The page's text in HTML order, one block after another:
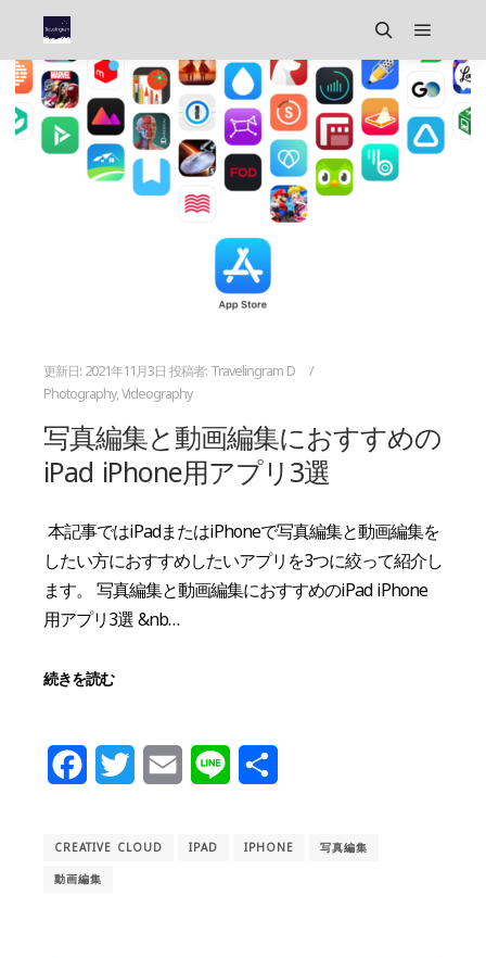
検索 メイン
更新日: 2021年11月3日 投稿者: Travelingram D
Photography,Videography
写真編集と動画編集におすすめの
iPad iPhone用アプリ3選
本記事ではiPadまたはiPhoneで写真編集と動画編集を
したい方におすすめしたいアプリを3つに絞って紹介し
ます。 写真編集と動画編集におすすめのiPad iPhone
用アプリ3選 &nb…
続きを読む
FacebookTwitter Email Line
CREATIVE CLOUD IPAD IPHONE 写真編集
動画編集